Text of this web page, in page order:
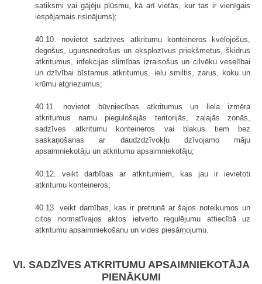
satiksmi vai gājēju plūsmu, kā arī vietās, kur tas ir vienīgais
iespējamais risinājums);
40.10. novietot sadzīves atkritumu konteineros kvēlojošus,
degošus, ugunsnedrošus un eksplozīvus priekšmetus, šķidrus
atkritumus, infekcijas slimības izraisošus un cilvēku veselībai
un dzīvībai bīstamus atkritumus, ielu smiltis, zarus, koku un
krūmu atgriezumus;
40.11. novietot būvniecības atkritumus un liela izmēra
atkritumus namu piegulošajās teritorijās, zaļajās zonās,
sadzīves atkritumu konteineros vai blakus tiem bez
saskaņošanas ar daudzdzīvokļu dzīvojamo māju
apsaimniekotāju un atkritumu apsaimniekotāju;
40.12. veikt darbības ar atkritumiem, kas jau ir ievietoti
atkritumu konteineros;
40.13. veikt darbības, kas ir pretrunā ar šajos noteikumos un
citos normatīvajos aktos ietverto regulējumu attiecībā uz
atkritumu apsaimniekošanu un vides piesārņojumu.
VI. SADZĪVES ATKRITUMU APSAIMNIEKOTĀJA
PIENĀKUMI